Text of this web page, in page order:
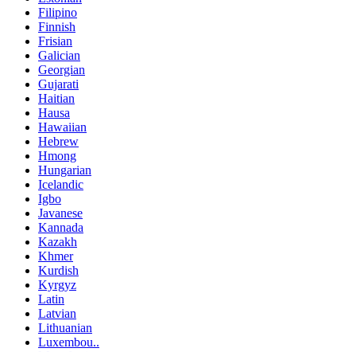
Filipino
Finnish
Frisian
Galician
Georgian
Gujarati
Haitian
Hausa
Hawaiian
Hebrew
Hmong
Hungarian
Icelandic
Igbo
Javanese
Kannada
Kazakh
Khmer
Kurdish
Kyrgyz
Latin
Latvian
Lithuanian
Luxembou..